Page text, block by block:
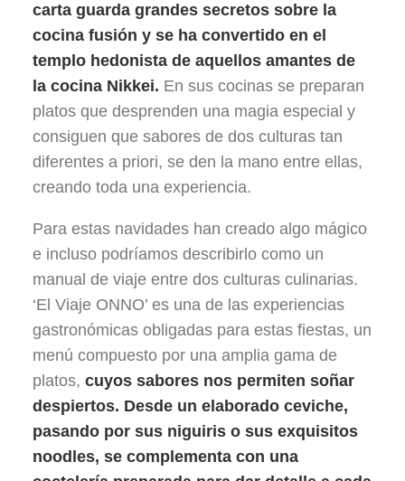
carta guarda grandes secretos sobre la
cocina fusión y se ha convertido en el
templo hedonista de aquellos amantes de
la cocina Nikkei. En sus cocinas se preparan
platos que desprenden una magia especial y
consiguen que sabores de dos culturas tan
diferentes a priori, se den la mano entre ellas,
creando toda una experiencia.
Para estas navidades han creado algo mágico
e incluso podríamos describirlo como un
manual de viaje entre dos culturas culinarias.
‘El Viaje ONNO’ es una de las experiencias
gastronómicas obligadas para estas fiestas, un
menú compuesto por una amplia gama de
platos, cuyos sabores nos permiten soñar
despiertos. Desde un elaborado ceviche,
pasando por sus niguiris o sus exquisitos
noodles, se complementa con una